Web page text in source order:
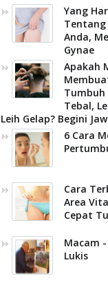
Yang
Tentang
Anda,
Gynae
Apakah
Tumbuh
Tebal,
Leih Gelap? Begini
6 Cara
Cara
Area
Cepat
Macam
Lukis